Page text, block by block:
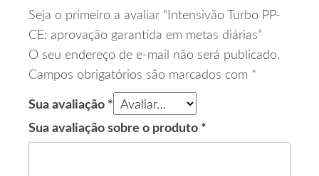
Seja o primeiro a avaliar “Intensivão Turbo PP-
CE: aprovação garantida em metas diárias”
O seu endereço de e-mail não será publicado.
Campos obrigatórios são marcados com *
Sua avaliação *
Sua avaliação sobre o produto *